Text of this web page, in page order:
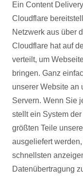
Ein Content
Cloudflare
Netzwerk aus über
Cloudflare hat auf
verteilt, um
bringen. Ganz
unserer Website an
Servern. Wenn Sie
stellt ein System
größten Teile
ausgeliefert
schnellsten
Datenübertragung